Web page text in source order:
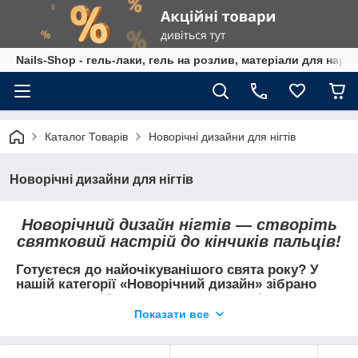
Nails-Shop - гель-лаки, гель на розлив, матеріали для
Каталог Товарів Новорічні дизайни для нігтів
Новорічні дизайни для нігтів
Новорічний дизайн нігтів — створіть
святковий настрій до кінчиків пальців!
Готуєтеся до найочікуванішого свята року? У
нашій категорії «Новорічний дизайн» зібрано
все, що потрібно для створення чарівного
зимового манікюру: святкові слайдери,
матеріали.
Показати все